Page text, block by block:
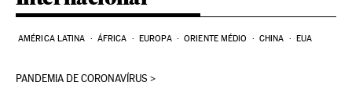
AMÉRICA LATINA ÁFRICA EUROPA ORIENTE MÉDIO CHINA EUA
PANDEMIA DE CORONAVÍRUS